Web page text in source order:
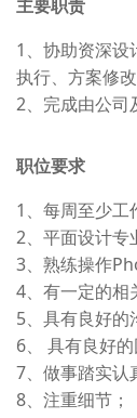
主要职责
1、协助资深设
执行、方案修改
2、完成由公司
职位要求
1、每周至少工
2、平面设计专
3、熟练操作
4、有一定的相
5、具有良好的
6、 具有良好
7、做事踏实认
8、注重细节；